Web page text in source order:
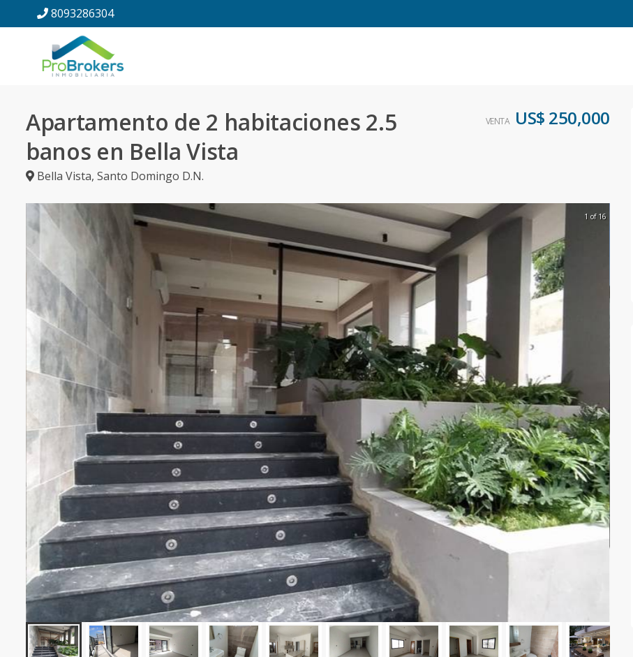
8093286304
Apartamento de 2 habitaciones 2.5
banos en Bella Vista
Bella Vista, Santo Domingo D.N.
VENTA US$ 250,000
1 of 16